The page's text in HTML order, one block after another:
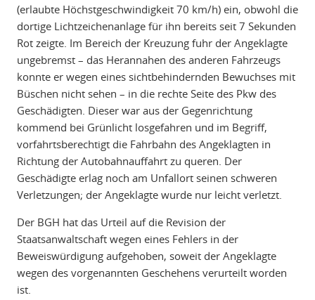
(erlaubte Höchstgeschwindigkeit 70 km/h) ein, obwohl die
dortige Lichtzeichenanlage für ihn bereits seit 7 Sekunden
Rot zeigte. Im Bereich der Kreuzung fuhr der Angeklagte
ungebremst – das Herannahen des anderen Fahrzeugs
konnte er wegen eines sichtbehindernden Bewuchses mit
Büschen nicht sehen – in die rechte Seite des Pkw des
Geschädigten. Dieser war aus der Gegenrichtung
kommend bei Grünlicht losgefahren und im Begriff,
vorfahrtsberechtigt die Fahrbahn des Angeklagten in
Richtung der Autobahnauffahrt zu queren. Der
Geschädigte erlag noch am Unfallort seinen schweren
Verletzungen; der Angeklagte wurde nur leicht verletzt.
Der BGH hat das Urteil auf die Revision der
Staatsanwaltschaft wegen eines Fehlers in der
Beweiswürdigung aufgehoben, soweit der Angeklagte
wegen des vorgenannten Geschehens verurteilt worden
ist.